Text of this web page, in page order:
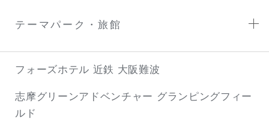
テーマパーク・旅館
フォーズホテル 近鉄 大阪難波
志摩グリーンアドベンチャー グランピングフィー
ルド